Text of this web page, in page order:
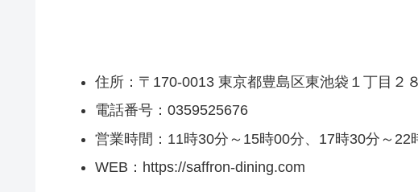
住所：〒170-0013 東京都豊島区東池袋１丁目２
電話番号：0359525676
営業時間：11時30分～15時00分、17時30分～22
WEB：https://saffron-dining.com